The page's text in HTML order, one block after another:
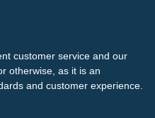
customer service and our
otherwise, as it is an
and customer experience.